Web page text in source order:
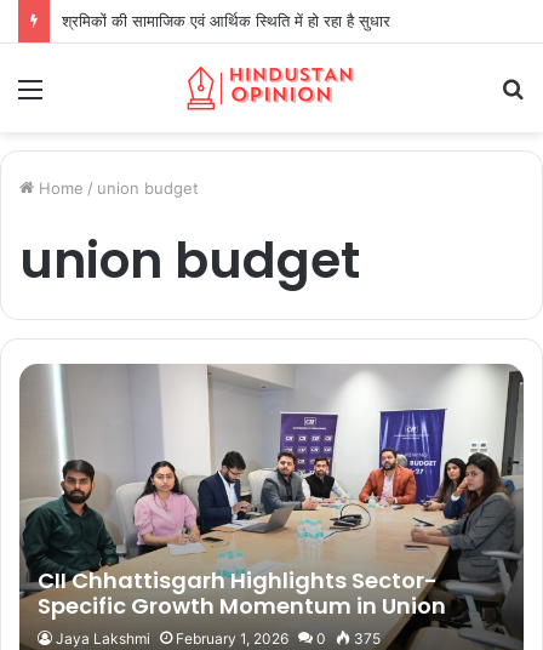
श्रमिकों की सामाजिक एवं आर्थिक स्थिति में हो रहा है सुधार
Home / union budget
union budget
CII Chhattisgarh Highlights Sector-
Specific Growth Momentum in Union
Budget 2026
Jaya Lakshmi February 1, 2026 0 375